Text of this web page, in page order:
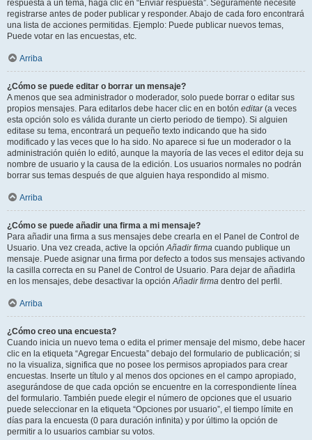
respuesta a un tema, haga clic en “Enviar respuesta”. Seguramente necesite
registrarse antes de poder publicar y responder. Abajo de cada foro encontrará
una lista de acciones permitidas. Ejemplo: Puede publicar nuevos temas,
Puede votar en las encuestas, etc.
Arriba
¿Cómo se puede editar o borrar un mensaje?
A menos que sea administrador o moderador, solo puede borrar o editar sus
propios mensajes. Para editarlos debe hacer clic en en botón editar(a veces
esta opción solo es válida durante un cierto periodo de tiempo). Si alguien
editase su tema, encontrará un pequeño texto indicando que ha sido
modificado y las veces que lo ha sido. No aparece si fue un moderador o la
administración quién lo editó, aunque la mayoría de las veces el editor deja su
nombre de usuario y la causa de la edición. Los usuarios normales no podrán
borrar sus temas después de que alguien haya respondido al mismo.
Arriba
¿Cómo se puede añadir una firma a mi mensaje?
Para añadir una firma a sus mensajes debe crearla en el Panel de Control de
Usuario. Una vez creada, active la opciónAñadir firma cuando publique un
mensaje. Puede asignar una firma por defecto a todos sus mensajes activando
la casilla correcta en su Panel de Control de Usuario. Para dejar de añadirla
en los mensajes, debe desactivar la opciónAñadir firma dentro del perfil.
Arriba
¿Cómo creo una encuesta?
Cuando inicia un nuevo tema o edita el primer mensaje del mismo, debe hacer
clic en la etiqueta “Agregar Encuesta” debajo del formulario de publicación; si
no la visualiza, significa que no posee los permisos apropiados para crear
encuestas. Inserte un título y al menos dos opciones en el campo apropiado,
asegurándose de que cada opción se encuentre en la correspondiente línea
del formulario. También puede elegir el número de opciones que el usuario
puede seleccionar en la etiqueta “Opciones por usuario”, el tiempo límite en
días para la encuesta (0 para duración infinita) y por último la opción de
permitir a lo usuarios cambiar su votos.